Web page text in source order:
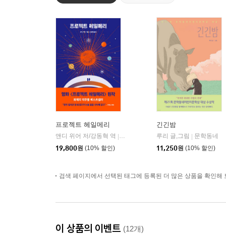
프로젝트 헤일메리
앤디 위어 저/강동혁 역
알에이치코리아(RHK)
19,800원 (10% 할인)
긴긴밤
루리 글,그림
문학동네
11,250원 (10% 할인)
검색 페이지에서 선택된 태그에 등록된 더 많은 상품을 확인해
이 상품의 이벤트 (12개)